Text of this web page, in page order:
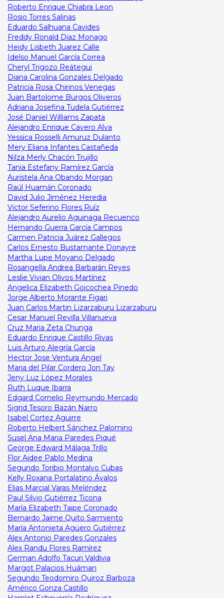
Roberto Enrique Chiabra Leon
Rosio Torres Salinas
Eduardo Salhuana Cavides
Freddy Ronald Diaz Monago
Heidy Lisbeth Juarez Calle
Idelso Manuel García Correa
Cheryl Trigozo Reátegui
Diana Carolina Gonzales Delgado
Patricia Rosa Chirinos Venegas
Juan Bartolome Burgos Oliveros
Adriana Josefina Tudela Gutiérrez
José Daniel Williams Zapata
Alejandro Enrique Cavero Alva
Yessica Rosselli Amuruz Dulanto
Mery Eliana Infantes Castañeda
Nilza Merly Chacón Trujillo
Tania Estefany Ramírez García
Auristela Ana Obando Morgan
Raúl Huamán Coronado
David Julio Jiménez Heredia
Victor Seferino Flores Ruíz
Alejandro Aurelio Aguinaga Recuenco
Hernando Guerra García Campos
Carmen Patricia Juárez Gallegos
Carlos Ernesto Bustamante Donayre
Martha Lupe Moyano Delgado
Rosangella Andrea Barbarán Reyes
Leslie Vivian Olivos Martínez
Angelica Elizabeth Goicochea Pinedo
Jorge Alberto Morante Figari
Juan Carlos Martin Lizarzaburu Lizarzaburu
Cesar Manuel Revilla Villanueva
Cruz Maria Zeta Chunga
Eduardo Enrique Castillo Rivas
Luis Arturo Alegría García
Hector Jose Ventura Angel
Maria del Pilar Cordero Jon Tay
Jeny Luz López Morales
Ruth Luque Ibarra
Edgard Cornelio Reymundo Mercado
Sigrid Tesoro Bazán Narro
Isabel Cortez Aguirre
Roberto Helbert Sánchez Palomino
Susel Ana Maria Paredes Piqué
George Edward Málaga Trillo
Flor Aidee Pablo Medina
Segundo Toribio Montalvo Cubas
Kelly Roxana Portalatino Ávalos
Elias Marcial Varas Meléndez
Paul Silvio Gutiérrez Ticona
María Elizabeth Taipe Coronado
Bernardo Jaime Quito Sarmiento
María Antonieta Agüero Gutiérrez
Alex Antonio Paredes Gonzales
Alex Randu Flores Ramírez
German Adolfo Tacuri Valdivia
Margot Palacios Huáman
Segundo Teodomiro Quiroz Barboza
Américo Gonza Castillo